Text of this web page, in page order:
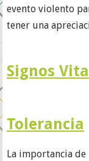
Signos
evento violento
tener una
Tolerancia
La importancia